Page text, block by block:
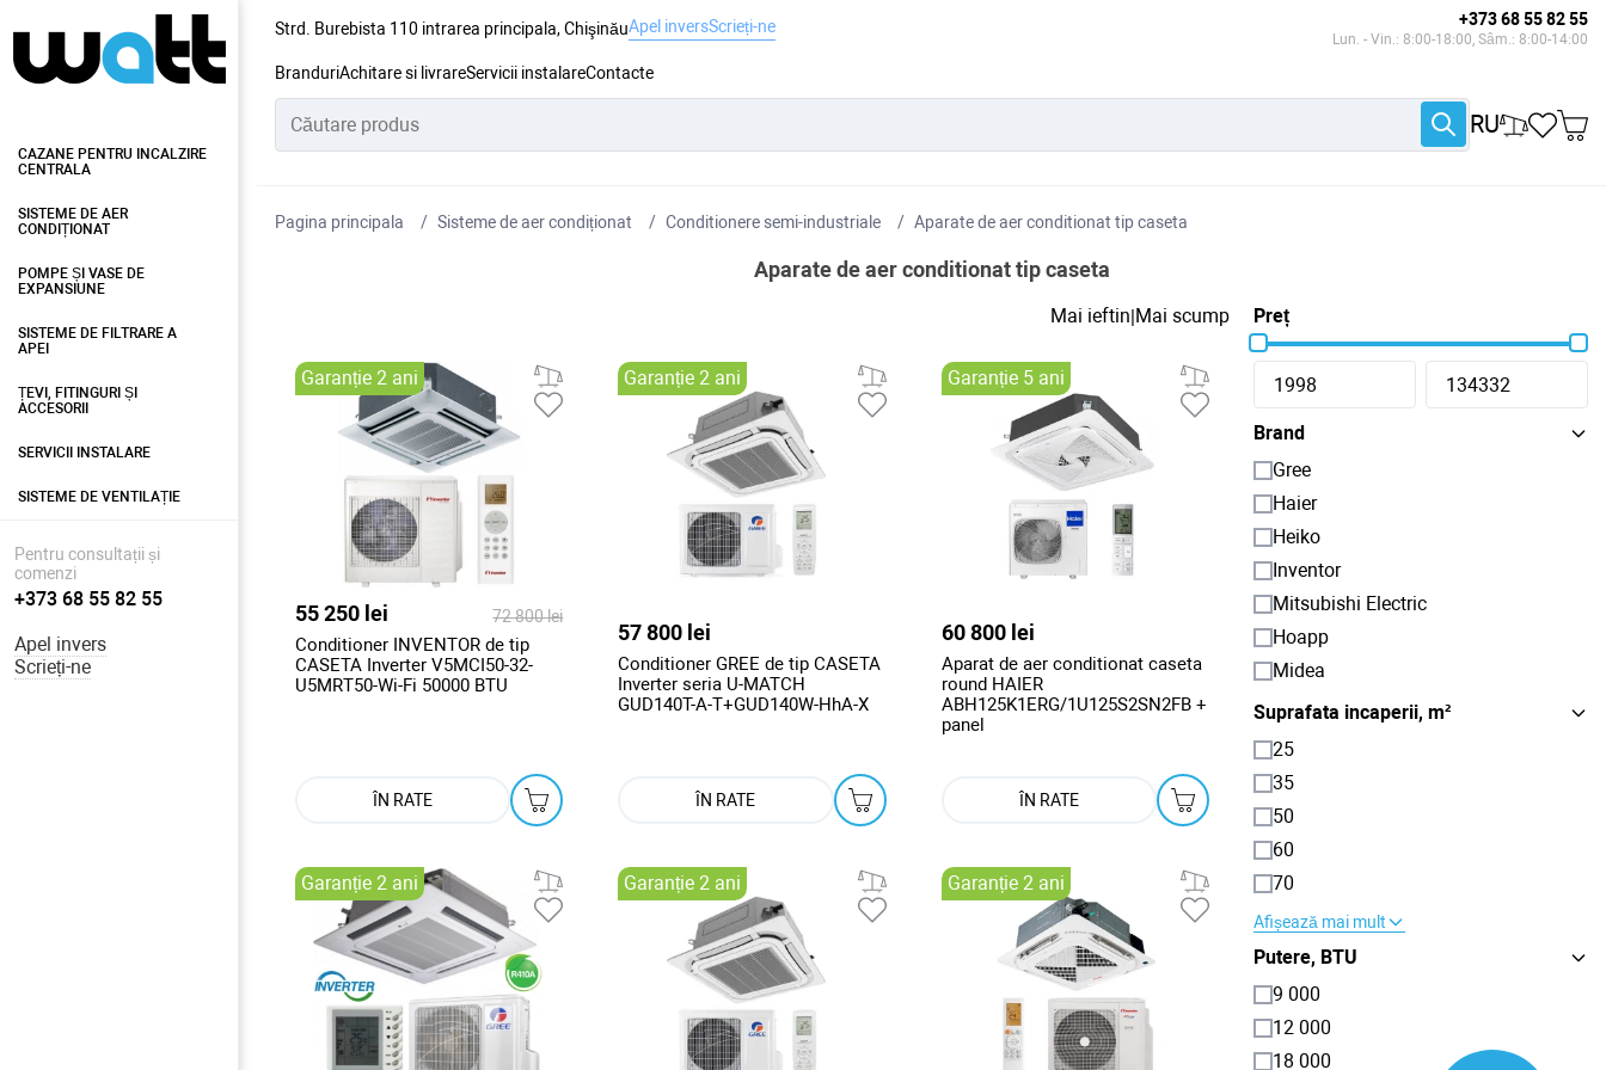
Strd. Burebista 110 intrarea principala, ChişinăuApel inversScrieți-ne +373 68 55 82 55
Lun. - Vin.: 8:00-18:00, Sâm.: 8:00-14:00
BranduriAchitare si livrareServicii instalareContacte
RU
CAZANE PENTRU INCALZIRE
CENTRALA
SISTEME DE AER
CONDIȚIONAT
POMPE ȘI VASE DE
EXPANSIUNE
SISTEME DE FILTRARE A
APEI
ȚEVI, FITINGURI ȘI
ACCESORII
SERVICII INSTALARE
SISTEME DE VENTILAȚIE
Pentru consultații și
comenzi
+373 68 55 82 55
Apel invers
Scrieți-ne
Pagina principala Sisteme de aer condiționat Conditionere semi-industriale Aparate de aer conditionat tip caseta
Aparate de aer conditionat tip caseta
Mai ieftin|Mai scump
Garanție 2 ani
55 250 lei 72 800 lei
Conditioner INVENTOR de tip
CASETA Inverter V5MCI50-32-
U5MRT50-Wi-Fi 50000 BTU
ÎN RATE
Garanție 2 ani
57 800 lei
Conditioner GREE de tip CASETA
Inverter seria U-MATCH
GUD140T-A-T+GUD140W-HhA-X
ÎN RATE
Garanție 5 ani
60 800 lei
Aparat de aer conditionat caseta
round HAIER
ABH125K1ERG/1U125S2SN2FB +
panel
ÎN RATE
Garanție 2 ani Garanție 2 ani Garanție 2 ani
Preț
Brand
Gree
Haier
Heiko
Inventor
Mitsubishi Electric
Hoapp
Midea
Suprafata incaperii, m²
25
35
50
60
70
Afișează mai mult
Putere, BTU
9 000
12 000
18 000